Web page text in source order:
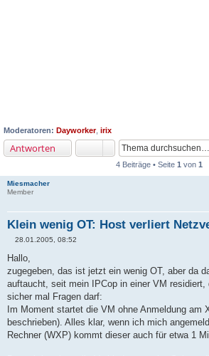
Moderatoren: Dayworker, irix
Antworten
4 Beiträge • Seite 1 von 1
Miesmacher
Member
Klein wenig OT: Host verliert
e
i
t
a
g
28.01.2005, 08:52
Hallo,
zugegeben, das ist jetzt ein wenig OT, aber da
auftaucht, seit mein IPCop in einer VM
sicher mal Fragen darf:
Im Moment startet die VM ohne Anmeldung am
beschrieben). Alles klar, wenn ich mich
Rechner (WXP) kommt dieser auch für etwa 1